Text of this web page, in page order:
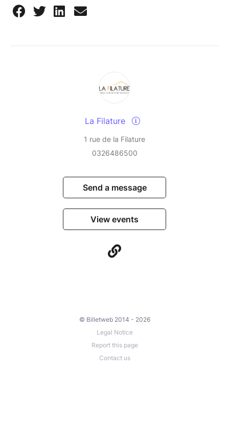
La Filature
1 rue de la Filature
0326486500
Send a message
View events
© Billetweb 2014 - 2026
Legal Notice
Report this page
Contact us